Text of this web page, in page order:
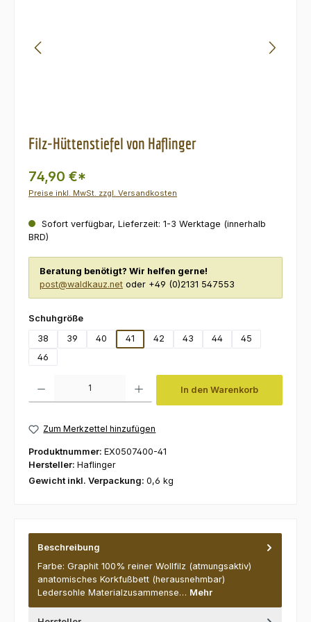
Filz-Hüttenstiefel von Haflinger
74,90 €*
Preise inkl. MwSt. zzgl. Versandkosten
Sofort verfügbar, Lieferzeit: 1-3 Werktage (innerhalb
BRD)
Beratung benötigt? Wir helfen gerne!
post@waldkauz.net oder +49 (0)2131 547553
Schuhgrößeauswählen
38
39 40 41 42 43 44
45
46
In den Warenkorb
Zum Merkzettel hinzufügen
Produktnummer: EX0507400-41
Hersteller: Haflinger
Gewicht inkl. Verpackung: 0,6 kg
Beschreibung
Farbe: Graphit 100% reiner Wollfilz (atmungsaktiv)
anatomisches Korkfußbett (herausnehmbar)
Ledersohle Materialzusammense… Mehr